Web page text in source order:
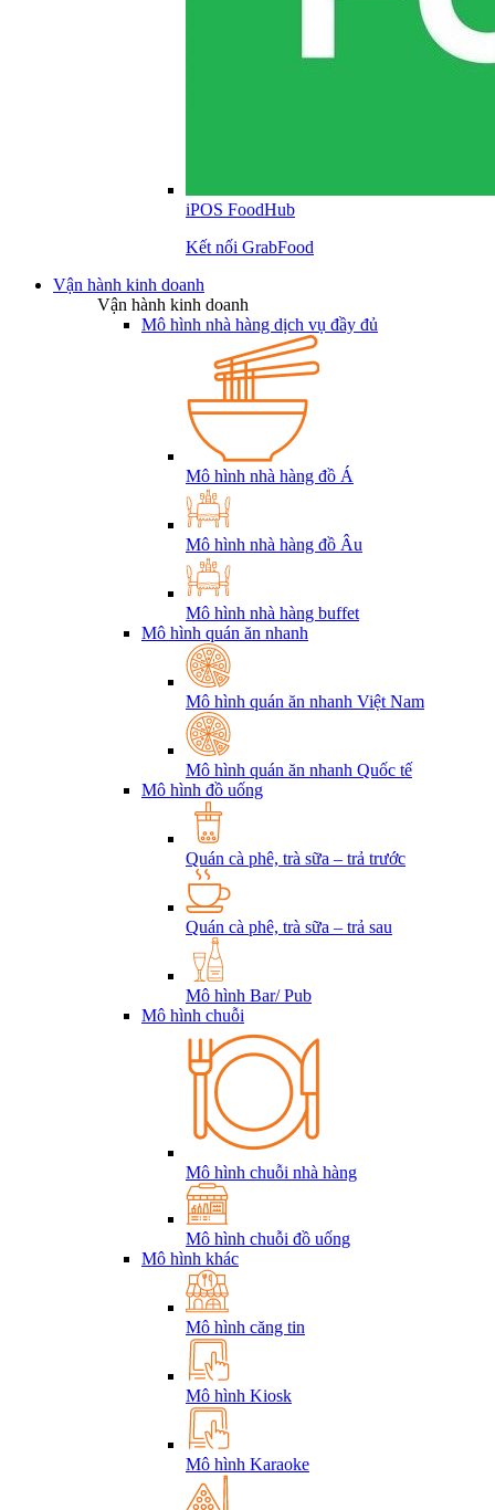
iPOS FoodHub
Kết nối GrabFood
Vận hành kinh doanh
Vận hành kinh doanh
Mô hình nhà hàng dịch vụ đầy đủ
Mô hình nhà hàng đồ Á
Mô hình nhà hàng đồ Âu
Mô hình nhà hàng buffet
Mô hình quán ăn nhanh
Mô hình quán ăn nhanh Việt Nam
Mô hình quán ăn nhanh Quốc tế
Mô hình đồ uống
Quán cà phê, trà sữa – trả trước
Quán cà phê, trà sữa – trả sau
Mô hình Bar/ Pub
Mô hình chuỗi
Mô hình chuỗi nhà hàng
Mô hình chuỗi đồ uống
Mô hình khác
Mô hình căng tin
Mô hình Kiosk
Mô hình Karaoke